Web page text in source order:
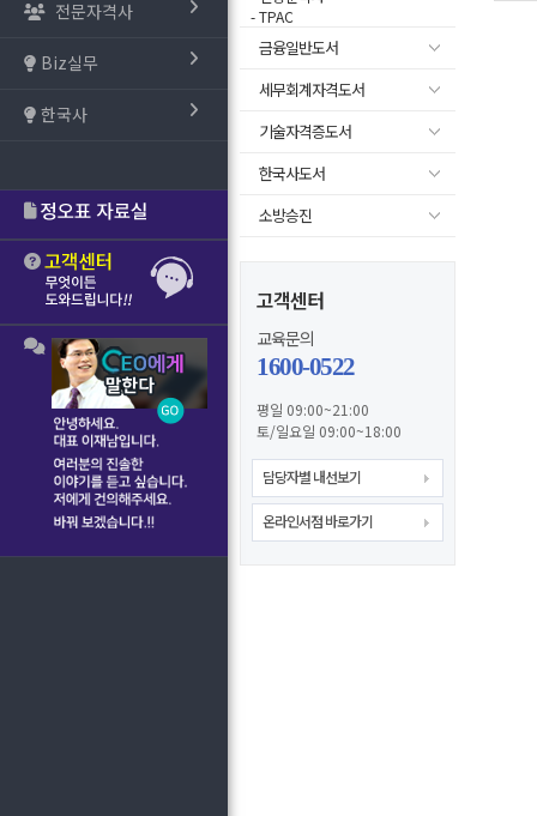
전문자격사
Biz실무
한국사
- TPAC
금융일반도서
세무회계자격도서
기술자격증도서
한국사도서
소방승진
고객센터
교육문의
1600-0522
평일 09:00~21:00
토/일요일 09:00~18:00
담당자별 내선보기
온라인서점 바로가기